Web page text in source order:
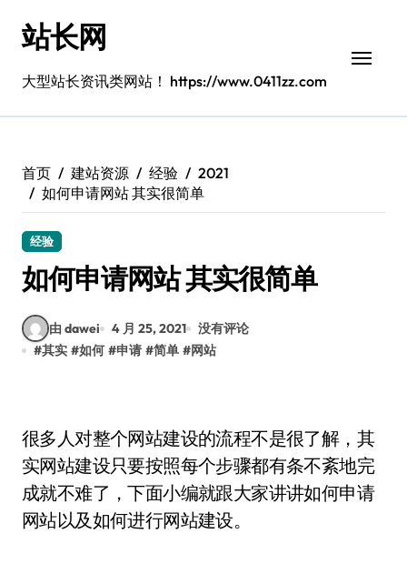
站长网
大型站长资讯类网站！ https://www.0411zz.com
首页 建站资源 经验
2021
如何申请网站 其实很简单
经验
如何申请网站 其实很简单
由 dawei 4 月 25, 2021
没有评论
#其实 #如何 #申请 #简单 #网站
很多人对整个网站建设的流程不是很了解，其
实网站建设只要按照每个步骤都有条不紊地完
成就不难了，下面小编就跟大家讲讲如何申请
网站以及如何进行网站建设。